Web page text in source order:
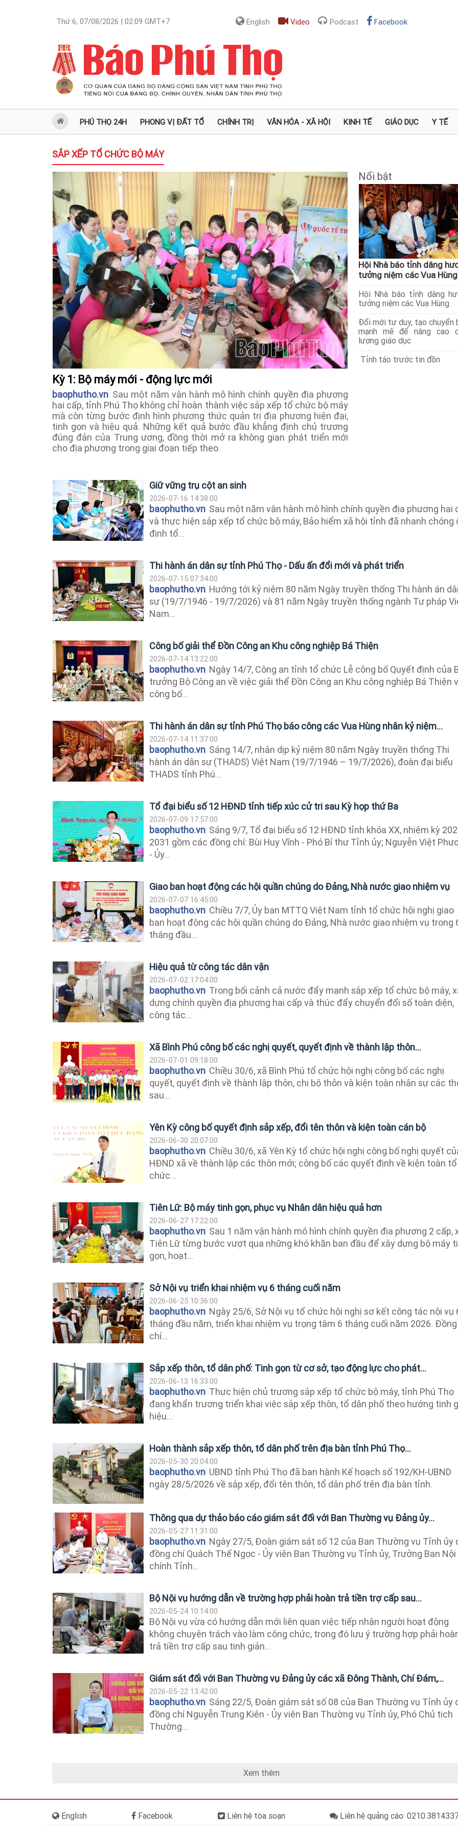
Thứ 6, 07/08/2026 | 02:09 GMT+7 English Video Podcast Facebook
PHÚ THỌ 24H PHONG VỊ ĐẤT TỔ CHÍNH TRỊ VĂN HÓA - XÃ HỘI KINH TẾ GIÁO DỤC Y TẾ
SẮP XẾP TỔ CHỨC BỘ MÁY
Kỳ 1: Bộ máy mới - động lực mới
baophutho.vn Sau một năm vận hành mô hình chính quyền địa phương
hai cấp, tỉnh Phú Thọ không chỉ hoàn thành việc sắp xếp tổ chức bộ máy
mà còn từng bước định hình phương thức quản trị địa phương hiện đại,
tinh gọn và hiệu quả. Những kết quả bước đầu khẳng định chủ trương
đúng đắn của Trung ương, đồng thời mở ra không gian phát triển mới
cho địa phương trong giai đoạn tiếp theo.
Nổi bật
Hội Nhà báo tỉnh dâng
tưởng niệm các Vua Hùng
Hội Nhà báo tỉnh dâng
tưởng niệm các Vua Hùng
Đổi mới tư duy, tạo chuyển
mạnh mẽ để nâng cao
lượng giáo dục
Tỉnh táo trước tin đồn
Giữ vững trụ cột an sinh
2026-07-16 14:38:00
baophutho.vn Sau một năm vận hành mô hình chính quyền địa phương hai
và thực hiện sắp xếp tổ chức bộ máy, Bảo hiểm xã hội tỉnh đã nhanh chóng
định tổ...
Thi hành án dân sự tỉnh Phú Thọ - Dấu ấn đổi mới và phát triển
2026-07-15 07:34:00
baophutho.vn Hướng tới kỷ niệm 80 năm Ngày truyền thống Thi hành án
sự (19/7/1946 - 19/7/2026) và 81 năm Ngày truyền thống ngành Tư pháp
Nam...
Công bố giải thể Đồn Công an Khu công nghiệp Bá Thiện
2026-07-14 13:22:00
baophutho.vn Ngày 14/7, Công an tỉnh tổ chức Lễ công bố Quyết định của
trưởng Bộ Công an về việc giải thể Đồn Công an Khu công nghiệp Bá Thiện
công bố...
Thi hành án dân sự tỉnh Phú Thọ báo công các Vua Hùng nhân kỷ niệm...
2026-07-14 11:37:00
baophutho.vn Sáng 14/7, nhân dịp kỷ niệm 80 năm Ngày truyền thống Thi
hành án dân sự (THADS) Việt Nam (19/7/1946 – 19/7/2026), đoàn đại biểu
THADS tỉnh Phú...
Tổ đại biểu số 12 HĐND tỉnh tiếp xúc cử tri sau Kỳ họp thứ Ba
2026-07-09 17:57:00
baophutho.vn Sáng 9/7, Tổ đại biểu số 12 HĐND tỉnh khóa XX, nhiệm kỳ
2031 gồm các đồng chí: Bùi Huy Vĩnh - Phó Bí thư Tỉnh ủy; Nguyễn Việt
- Ủy...
Giao ban hoạt động các hội quần chúng do Đảng, Nhà nước giao nhiệm vụ
2026-07-07 16:45:00
baophutho.vn Chiều 7/7, Ủy ban MTTQ Việt Nam tỉnh tổ chức hội nghị giao
ban hoạt động các hội quần chúng do Đảng, Nhà nước giao nhiệm vụ trong
tháng đầu...
Hiệu quả từ công tác dân vận
2026-07-02 17:04:00
baophutho.vn Trong bối cảnh cả nước đẩy mạnh sắp xếp tổ chức bộ máy,
dựng chính quyền địa phương hai cấp và thúc đẩy chuyển đổi số toàn diện,
công tác...
Xã Bình Phú công bố các nghị quyết, quyết định về thành lập thôn...
2026-07-01 09:18:00
baophutho.vn Chiều 30/6, xã Bình Phú tổ chức hội nghị công bố các nghị
quyết, quyết định về thành lập thôn, chi bộ thôn và kiện toàn nhân sự các
sau...
Yên Kỳ công bố quyết định sắp xếp, đổi tên thôn và kiện toàn cán bộ
2026-06-30 20:07:00
baophutho.vn Chiều 30/6, xã Yên Kỳ tổ chức hội nghị công bố nghị quyết
HĐND xã về thành lập các thôn mới; công bố các quyết định về kiện toàn tổ
chức...
Tiên Lữ: Bộ máy tinh gọn, phục vụ Nhân dân hiệu quả hơn
2026-06-27 17:22:00
baophutho.vn Sau 1 năm vận hành mô hình chính quyền địa phương 2 cấp,
Tiên Lữ từng bước vượt qua những khó khăn ban đầu để xây dựng bộ máy
gọn, hoạt...
Sở Nội vụ triển khai nhiệm vụ 6 tháng cuối năm
2026-06-25 10:36:00
baophutho.vn Ngày 25/6, Sở Nội vụ tổ chức hội nghị sơ kết công tác nội vụ
tháng đầu năm, triển khai nhiệm vụ trọng tâm 6 tháng cuối năm 2026. Đồng
chí...
Sắp xếp thôn, tổ dân phố: Tinh gọn từ cơ sở, tạo động lực cho phát...
2026-06-13 16:33:00
baophutho.vn Thực hiện chủ trương sắp xếp tổ chức bộ máy, tỉnh Phú Thọ
đang khẩn trương triển khai việc sắp xếp thôn, tổ dân phố theo hướng tinh
hiệu...
Hoàn thành sắp xếp thôn, tổ dân phố trên địa bàn tỉnh Phú Thọ...
2026-05-30 20:04:00
baophutho.vn UBND tỉnh Phú Thọ đã ban hành Kế hoạch số 192/KH-UBND
ngày 28/5/2026 về sắp xếp, đổi tên thôn, tổ dân phố trên địa bàn tỉnh.
Thông qua dự thảo báo cáo giám sát đối với Ban Thường vụ Đảng ủy...
2026-05-27 11:31:00
baophutho.vn Ngày 27/5, Đoàn giám sát số 12 của Ban Thường vụ Tỉnh ủy
đồng chí Quách Thế Ngọc - Ủy viên Ban Thường vụ Tỉnh ủy, Trưởng Ban Nội
chính Tỉnh...
Bộ Nội vụ hướng dẫn về trường hợp phải hoàn trả tiền trợ cấp sau...
2026-05-24 10:14:00
Bộ Nội vụ vừa có hướng dẫn mới liên quan việc tiếp nhận người hoạt động
không chuyên trách vào làm công chức, trong đó lưu ý trường hợp phải
trả tiền trợ cấp sau tinh giản...
Giám sát đối với Ban Thường vụ Đảng ủy các xã Đông Thành, Chí Đám,...
2026-05-22 13:42:00
baophutho.vn Sáng 22/5, Đoàn giám sát số 08 của Ban Thường vụ Tỉnh ủy
đồng chí Nguyễn Trung Kiên - Ủy viên Ban Thường vụ Tỉnh ủy, Phó Chủ tịch
Thường...
Xem thêm
English Facebook Liên hệ tòa soạn Liên hệ quảng cáo: